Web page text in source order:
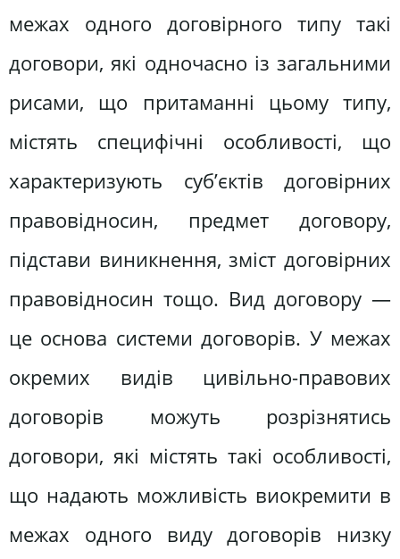
межах одного договірного типу такі
договори, які одночасно із загальними
рисами, що притаманні цьому типу,
містять специфічні особливості, що
характеризують суб’єктів договірних
правовідносин, предмет договору,
підстави виникнення, зміст договірних
правовідносин тощо. Вид договору —
це основа системи договорів. У межах
окремих видів цивільно-правових
договорів можуть розрізнятись
договори, які містять такі особливості,
що надають можливість виокремити в
межах одного виду договорів низку